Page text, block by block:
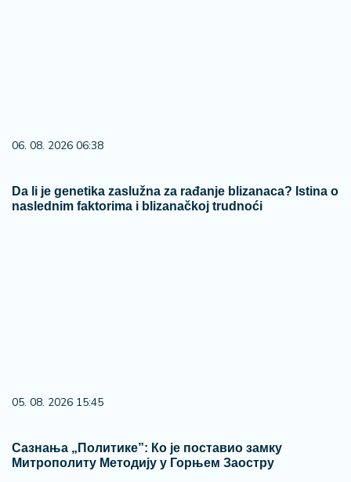
06. 08. 2026 06:38
Da li je genetika zaslužna za rađanje blizanaca? Istina o
naslednim faktorima i blizanačkoj trudnoći